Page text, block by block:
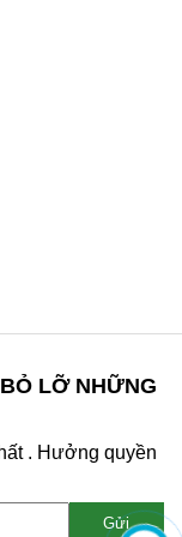
LỠ NHỮNG
. Hưởng quyền